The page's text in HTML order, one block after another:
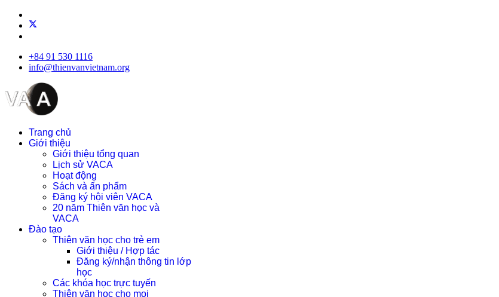
+84 91 530 1116
info@thienvanvietnam.org
Trang chủ
Giới thiệu
Giới thiệu tổng quan
Lịch sử VACA
Hoạt động
Sách và ấn phẩm
Đăng ký hội viên VACA
20 năm Thiên văn học và
VACA
Đào tạo
Thiên văn học cho trẻ em
Giới thiệu / Hợp tác
Đăng ký/nhận thông tin lớp
học
Các khóa học trực tuyến
Thiên văn học cho mọi